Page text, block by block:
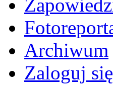
Archiwum
Zaloguj się